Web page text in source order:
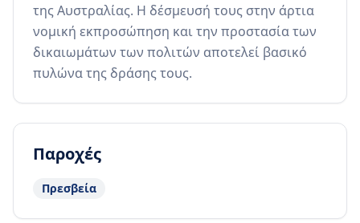
της Αυστραλίας. Η δέσμευσή τους στην άρτια
νομική εκπροσώπηση και την προστασία των
δικαιωμάτων των πολιτών αποτελεί βασικό
πυλώνα της δράσης τους.
Παροχές
Πρεσβεία